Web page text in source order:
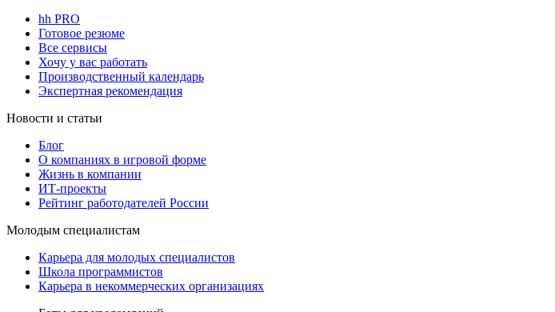
hh PRO
Готовое резюме
Все сервисы
Хочу у вас работать
Производственный календарь
Экспертная рекомендация
Новости и статьи
Блог
О компаниях в игровой форме
Жизнь в компании
ИТ-проекты
Рейтинг работодателей России
Молодым специалистам
Карьера для молодых специалистов
Школа программистов
Карьера в некоммерческих организациях